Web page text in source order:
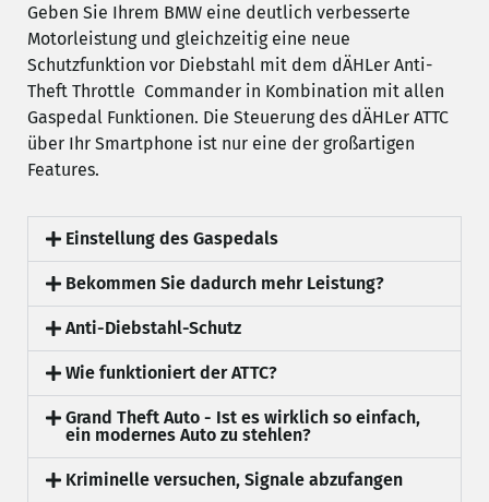
Geben Sie Ihrem BMW eine deutlich verbesserte
Motorleistung und gleichzeitig eine neue
Schutzfunktion vor Diebstahl mit dem dÄHLer Anti-
Theft Throttle Commander in Kombination mit allen
Gaspedal Funktionen. Die Steuerung des dÄHLer ATTC
über Ihr Smartphone ist nur eine der großartigen
Features.
Einstellung des Gaspedals
Bekommen Sie dadurch mehr Leistung?
Anti-Diebstahl-Schutz
Wie funktioniert der ATTC?
Grand Theft Auto - Ist es wirklich so einfach,
ein modernes Auto zu stehlen?
Kriminelle versuchen, Signale abzufangen